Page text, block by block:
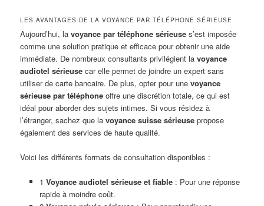
LES AVANTAGES DE LA VOYANCE PAR TÉLÉPHONE SÉRIEUSE
Aujourd’hui, lavoyance par téléphone sérieuse s’est imposée
comme une solution pratique et efficace pour obtenir une aide
immédiate. De nombreux consultants privilégient lavoyance
audiotel sérieuse car elle permet de joindre un expert sans
utiliser de carte bancaire. De plus, opter pour unevoyance
sérieuse par téléphone offre une discrétion totale, ce qui est
idéal pour aborder des sujets intimes. Si vous résidez à
l’étranger, sachez que lavoyance suisse sérieuse propose
également des services de haute qualité.
Voici les différents formats de consultation disponibles :
1 Voyance audiotel sérieuse et fiable: Pour une réponse
rapide à moindre coût.